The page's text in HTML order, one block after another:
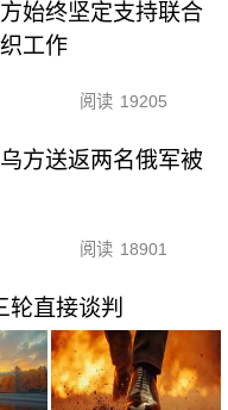
始终坚定支持联合
工作
阅读 19205
方送返两名俄军被
阅读 18901
直接谈判